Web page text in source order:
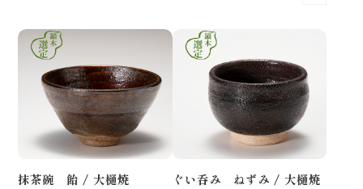
抹茶碗 飴 / 大樋焼
ぐい呑み ねずみ / 大樋焼